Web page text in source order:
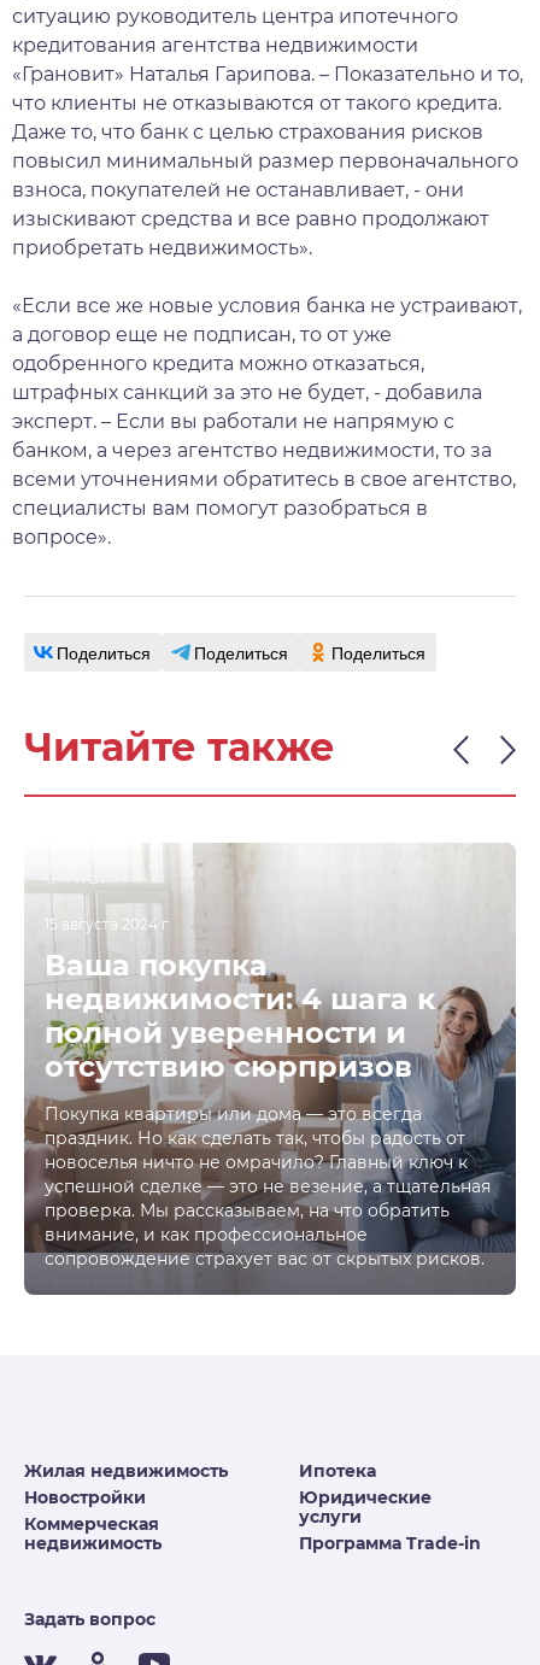
ситуацию руководитель центра ипотечного
кредитования агентства недвижимости
«Грановит» Наталья Гарипова. – Показательно и то,
что клиенты не отказываются от такого кредита.
Даже то, что банк с целью страхования рисков
повысил минимальный размер первоначального
взноса, покупателей не останавливает, - они
изыскивают средства и все равно продолжают
приобретать недвижимость».
«Если все же новые условия банка не устраивают,
а договор еще не подписан, то от уже
одобренного кредита можно отказаться,
штрафных санкций за это не будет, - добавила
эксперт. – Если вы работали не напрямую с
банком, а через агентство недвижимости, то за
всеми уточнениями обратитесь в свое агентство,
специалисты вам помогут разобраться в
вопросе».
Поделиться Поделиться Поделиться
Читайте также
СТАТЬИ
15 августа 2024 г.
Ваша покупка
недвижимости: 4 шага к
полной уверенности и
отсутствию сюрпризов
Покупка квартиры или дома — это всегда
праздник. Но как сделать так, чтобы радость от
новоселья ничто не омрачило? Главный ключ к
успешной сделке — это не везение, а тщательная
проверка. Мы рассказываем, на что обратить
внимание, и как профессиональное
сопровождение страхует вас от скрытых рисков.
Жилая недвижимость
Новостройки
Коммерческая
недвижимость
Ипотека
Юридические
услуги
Программа Trade-in
Задать вопрос